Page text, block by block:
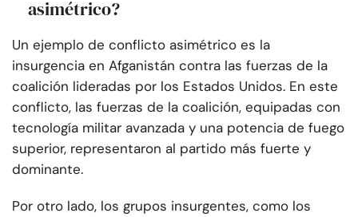
asimétrico?
Un ejemplo de conflicto asimétrico es la
insurgencia en Afganistán contra las fuerzas de la
coalición lideradas por los Estados Unidos. En este
conflicto, las fuerzas de la coalición, equipadas con
tecnología militar avanzada y una potencia de fuego
superior, representaron al partido más fuerte y
dominante.
Por otro lado, los grupos insurgentes, como los